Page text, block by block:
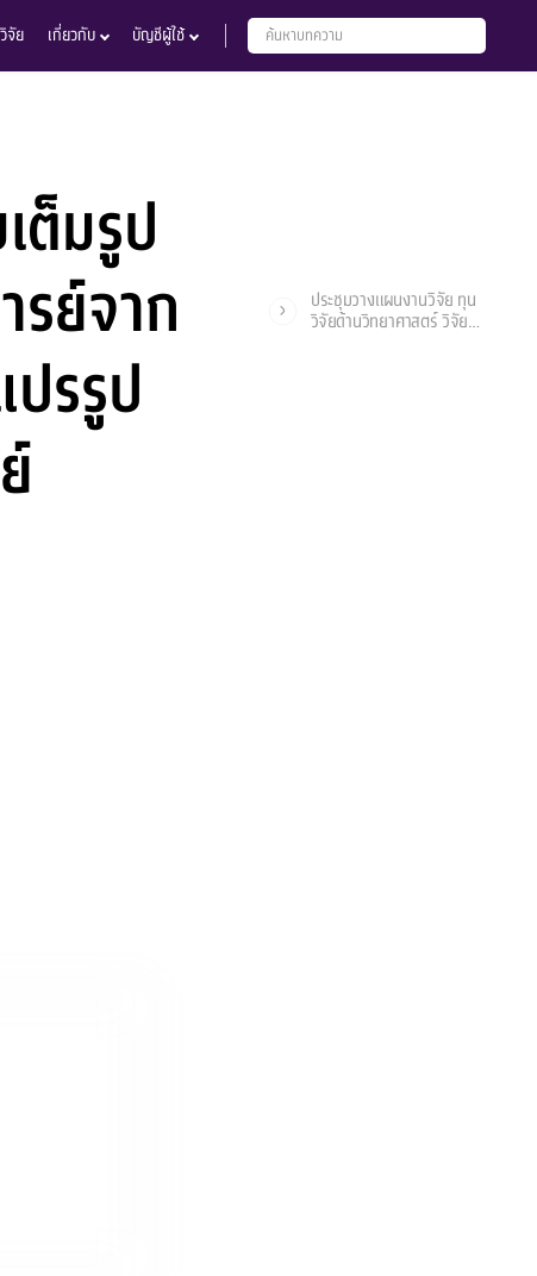
จัย เกี่ยวกับ บัญชีผู้ใช้
ต็มรูป
ย์จาก
รรูป
ประชุมวางแผนงานวิจัย ทุน
วิจัยด้านวิทยาศาสตร์ วิจัย